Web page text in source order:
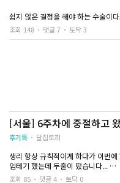
뻥 뚫리는 기분이었습니다...
회사가 여의도 근처라 퇴근하고 이동하기 편한 위치라 상담받은 날 바로 방문할
수 있었어요..
과정이나 주의사항에 대해 카톡으로
바로바로 세심하게 피드백을 주셔서
ㅠㅠ
20주라는 주수 때문에 고민하시거
바쁜 일정 때문에 망설이시는 분들이
니다 ㅠㅠ
쉽지 않은 결정을 해야 하는 수술이
저도 누군가한테는 도움이 되고싶어
저도 중절 수술하기 전에는 하루에도
요...
그리고 중절은 수면으로 진행해서 과
눈을 떴을 때는 회복실이었고, 처음
배는 생리통처럼 묵직한 느낌이 있
금씩 괜찮아졌어요
수액을 같이 맞으면서 쉬다 보니 몸
수액 추가하는거 그렇게 안비싸니까
조회 148 댓글 7 토닥 3
[서울] 6주차에 중절하고
후기톡 달집토끼
생리 항상 규칙적이게 하다가 이번
임테기 했는데 두줄이 떴습니다...
두 줄 떴을 때 정말 심장이 쿵 내려앉
조회 85 댓글 4 토닥 0